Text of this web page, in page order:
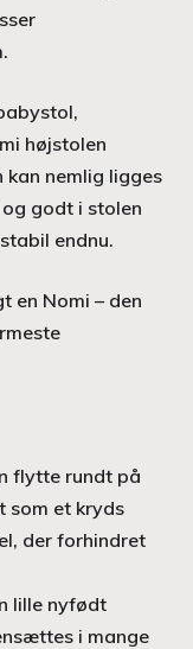
højstolen
nemlig ligges
godt i stolen
endnu.
en Nomi – den
flytte rundt på
som et kryds
der forhindret
lille nyfødt
i mange